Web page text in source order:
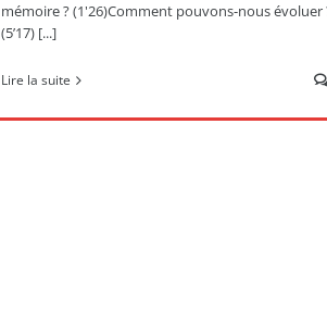
mémoire ? (1'26)Comment pouvons-nous évoluer
(5’17) [...]
Lire la suite